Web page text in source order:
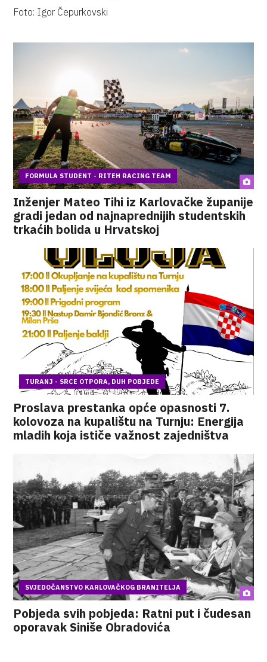
Foto: Igor Čepurkovski
FORMULA STUDENT - RITEH RACING TEAM
Inženjer Mateo Tihi iz Karlovačke županije
gradi jedan od najnaprednijih studentskih
trkaćih bolida u Hrvatskoj
TURANJ - SRCE OTPORA, DUH POBJEDE
Proslava prestanka opće opasnosti 7.
kolovoza na kupalištu na Turnju: Energija
mladih koja ističe važnost zajedništva
SVJEDOČANSTVO KARLOVAČKOG BRANITELJA
Pobjeda svih pobjeda: Ratni put i čudesan
oporavak Siniše Obradovića